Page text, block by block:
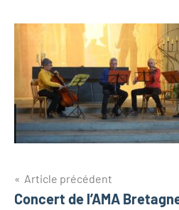
Navigation
Article précédent
Concert de l’AMA